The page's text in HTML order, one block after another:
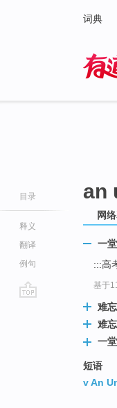
词典
目录
释义
翻译
例句
an
网
一
:::高
基于
难
难
一堂
短语
v An